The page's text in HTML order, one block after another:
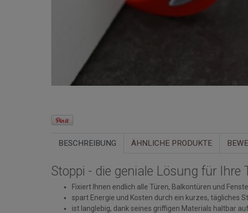
BESCHREIBUNG ÄHNLICHE PRODUKTE
Stoppi - die geniale Lösung für
Fixiert Ihnen endlich alle Türen, Balkontüren und
spart Energie und Kosten durch ein kurzes, tägliches
ist langlebig, dank seines griffigen Materials haltbar